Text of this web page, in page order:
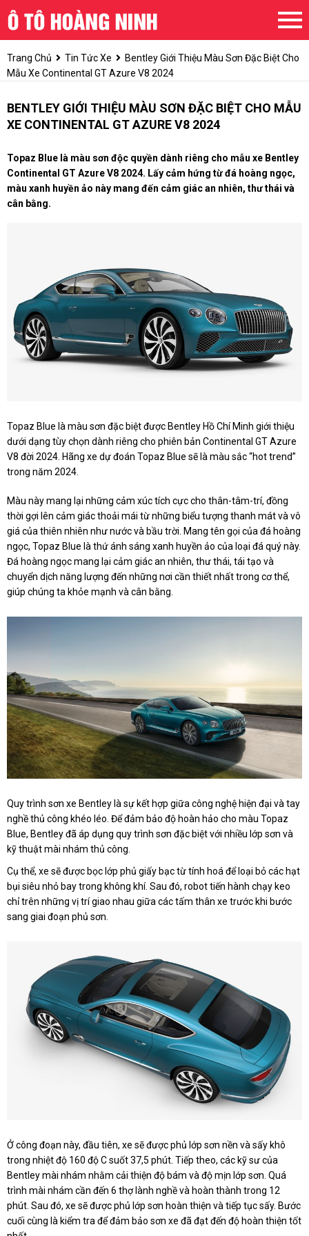
Trang Chủ Tin Tức Xe
Bentley Giới Thiệu Màu Sơn Đặc Biệt Cho
Mẫu Xe Continental GT Azure V8 2024
BENTLEY GIỚI THIỆU MÀU SƠN ĐẶC BIỆT CHO MẪU
XE CONTINENTAL GT AZURE V8 2024
Topaz Blue là màu sơn độc quyền dành riêng cho mẫu xe Bentley
Continental GT Azure V8 2024. Lấy cảm hứng từ đá hoàng ngọc,
màu xanh huyền ảo này mang đến cảm giác an nhiên, thư thái và
cân bằng.
Topaz Blue là màu sơn đặc biệt được Bentley Hồ Chí Minh giới thiệu
dưới dạng tùy chọn dành riêng cho phiên bản Continental GT Azure
V8 đời 2024. Hãng xe dự đoán Topaz Blue sẽ là màu sắc “hot trend”
trong năm 2024.
Màu này mang lại những cảm xúc tích cực cho thân-tâm-trí, đồng
thời gợi lên cảm giác thoải mái từ những biểu tượng thanh mát và vô
giá của thiên nhiên như nước và bầu trời. Mang tên gọi của đá hoàng
ngọc, Topaz Blue là thứ ánh sáng xanh huyền ảo của loại đá quý này.
Đá hoàng ngọc mang lại cảm giác an nhiên, thư thái, tái tạo và
chuyển dịch năng lượng đến những nơi cần thiết nhất trong cơ thể,
giúp chúng ta khỏe mạnh và cân bằng.
Quy trình sơn xe Bentley là sự kết hợp giữa công nghệ hiện đại và tay
nghề thủ công khéo léo. Để đảm bảo độ hoàn hảo cho màu Topaz
Blue, Bentley đã áp dụng quy trình sơn đặc biệt với nhiều lớp sơn và
kỹ thuật mài nhám thủ công.
Cụ thể, xe sẽ được bọc lớp phủ giấy bạc từ tính hoá để loại bỏ các hạt
bụi siêu nhỏ bay trong không khí. Sau đó, robot tiến hành chạy keo
chỉ trên những vị trí giao nhau giữa các tấm thân xe trước khi bước
sang giai đoạn phủ sơn.
Ở công đoạn này, đầu tiên, xe sẽ được phủ lớp sơn nền và sấy khô
trong nhiệt độ 160 độ C suốt 37,5 phút. Tiếp theo, các kỹ sư của
Bentley mài nhám nhằm cải thiện độ bám và độ mịn lớp sơn. Quá
trình mài nhám cần đến 6 thợ lành nghề và hoàn thành trong 12
phút. Sau đó, xe sẽ được phủ lớp sơn hoàn thiện và tiếp tục sấy. Bước
cuối cùng là kiểm tra để đảm bảo sơn xe đã đạt đến độ hoàn thiện tốt